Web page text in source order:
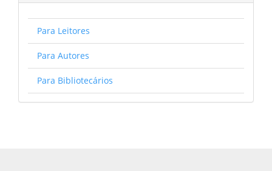
Para Leitores
Para Autores
Para Bibliotecários